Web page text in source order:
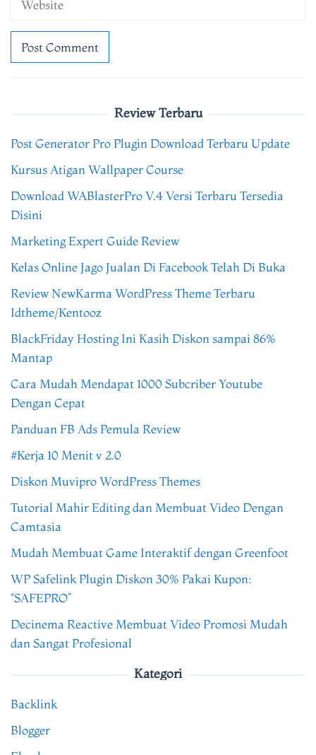
Review Terbaru
Post Generator Pro Plugin Download Terbaru Update
Kursus Atigan Wallpaper Course
Download WABlasterPro V.4 Versi Terbaru Tersedia
Disini
Marketing Expert Guide Review
Kelas Online Jago Jualan Di Facebook Telah Di Buka
Review NewKarma WordPress Theme Terbaru
Idtheme/Kentooz
BlackFriday Hosting Ini Kasih Diskon sampai 86%
Mantap
Cara Mudah Mendapat 1000 Subcriber Youtube
Dengan Cepat
Panduan FB Ads Pemula Review
#Kerja 10 Menit v 2.0
Diskon Muvipro WordPress Themes
Tutorial Mahir Editing dan Membuat Video Dengan
Camtasia
Mudah Membuat Game Interaktif dengan Greenfoot
WP Safelink Plugin Diskon 30% Pakai Kupon:
“SAFEPRO”
Decinema Reactive Membuat Video Promosi Mudah
dan Sangat Profesional
Kategori
Backlink
Blogger